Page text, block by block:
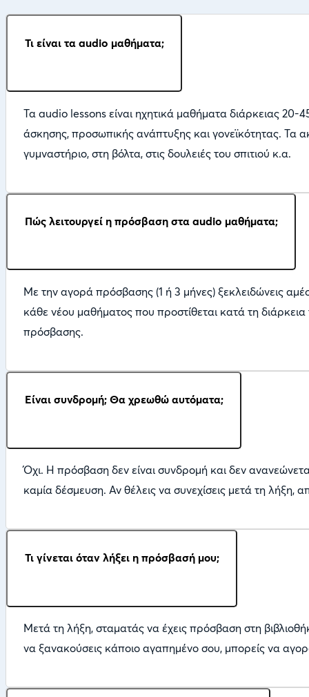
Τι είναι τα audio μαθήματα;
Τα audio lessons είναι ηχητικά μαθήματα διάρκειας 20-
άσκησης, προσωπικής ανάπτυξης και γονεϊκότητας. Τα
γυμναστήριο, στη βόλτα, στις δουλειές του σπιτιού κ.α.
Πώς λειτουργεί η πρόσβαση στα audio μαθήματα;
Με την αγορά πρόσβασης (1 ή 3 μήνες) ξεκλειδώνεις
κάθε νέου μαθήματος που προστίθεται κατά τη
πρόσβασης.
Είναι συνδρομή; Θα χρεωθώ αυτόματα;
Όχι. Η πρόσβαση δεν είναι συνδρομή και δεν
καμία δέσμευση. Αν θέλεις να συνεχίσεις μετά τη
Τι γίνεται όταν λήξει η πρόσβασή μου;
Μετά τη λήξη, σταματάς να έχεις πρόσβαση στη
να ξανακούσεις κάποιο αγαπημένο σου, μπορείς να